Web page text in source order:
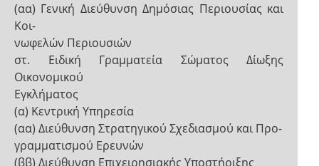
(αα) Γενική Διεύθυνση Δημόσιας Περιουσίας και
Κοι-
νωφελών Περιουσιών
στ. Ειδική Γραμματεία Σώματος Δίωξης
Οικονομικού
Εγκλήματος
(α) Κεντρική Υπηρεσία
(αα) Διεύθυνση Στρατηγικού Σχεδιασμού και Προ-
γραμματισμού Ερευνών
(ββ) Διεύθυνση Επιχειρησιακής Υποστήριξης